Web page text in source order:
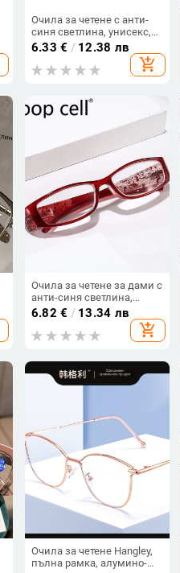
Очила за четене с анти-
синя светлина, унисекс,
квадратна рамка,
компактни за бизнес и
свободно време
6.33 € / 12.38 лв
add_shopping_cart
Очила за четене за дами с
анти-синя светлина,
пълна рамка, квадратна
форма, с пружинни панти
6.82 € / 13.34 лв
add_shopping_cart
Очила за четене Hangley,
пълна рамка, алумино-